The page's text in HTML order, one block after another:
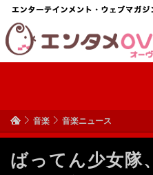
音楽 音楽ニュース
ばってん少女隊